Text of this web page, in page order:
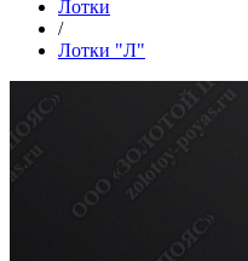
Лотки
/
Лотки "Л"